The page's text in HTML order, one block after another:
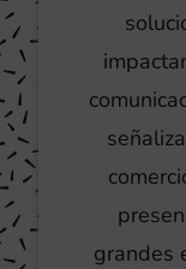
grandes